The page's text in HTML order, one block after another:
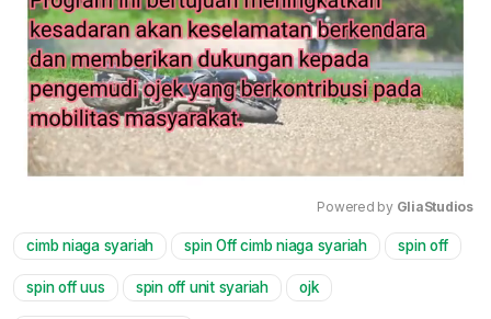
Mute
Powered by GliaStudios
cimb niaga syariah spin Off cimb niaga syariah spin off
spin off uus spin off unit syariah ojk